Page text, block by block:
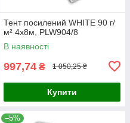
Тент посилений WHITE 90 г/
м² 4х8м, PLW904/8
В наявності
997,74 ₴ 1 050,25 ₴
Купити
–5%